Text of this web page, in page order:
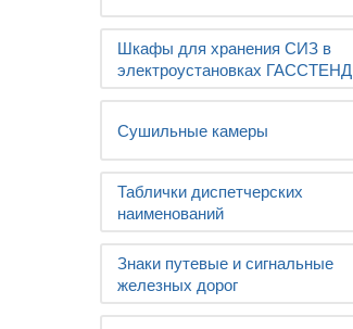
Шкафы для хранения СИЗ в
электроустановках ГАССТЕНД
Сушильные камеры
Таблички диспетчерских
наименований
Знаки путевые и сигнальные
железных дорог